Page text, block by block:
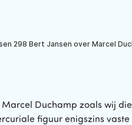
Duchamp zoals wij
figuur enigszins